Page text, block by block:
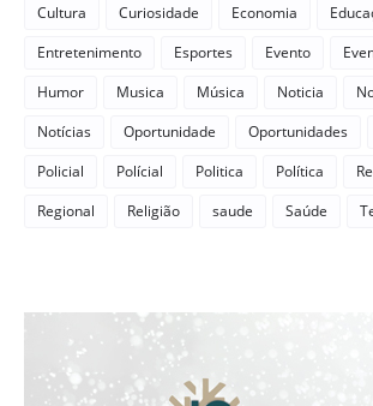
Cultura
Curiosidade Economia
Entretenimento
Esportes Evento
Humor
Musica Música Noticia
Notícias
Oportunidade Oportunidades
Policial
Polícial Politica Política
Regional
Religião saude Saúde